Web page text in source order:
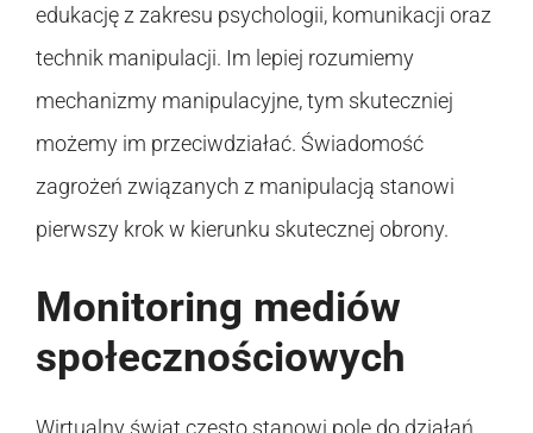
edukację z zakresu psychologii, komunikacji oraz
technik manipulacji. Im lepiej rozumiemy
mechanizmy manipulacyjne, tym skuteczniej
możemy im przeciwdziałać. Świadomość
zagrożeń związanych z manipulacją stanowi
pierwszy krok w kierunku skutecznej obrony.
Monitoring mediów
społecznościowych
Wirtualny świat często stanowi pole do działań